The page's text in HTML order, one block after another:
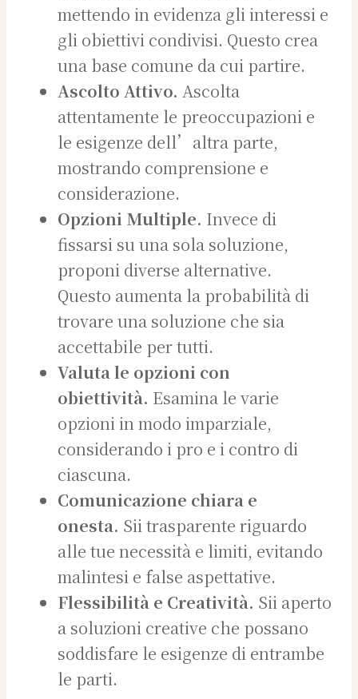
mettendo in evidenza gli interessi e
gli obiettivi condivisi. Questo crea
una base comune da cui partire.
Ascolto Attivo. Ascolta
attentamente le preoccupazioni e
le esigenze dell’altra parte,
mostrando comprensione e
considerazione.
Opzioni Multiple. Invece di
fissarsi su una sola soluzione,
proponi diverse alternative.
Questo aumenta la probabilità di
trovare una soluzione che sia
accettabile per tutti.
Valuta le opzioni con
obiettività. Esamina le varie
opzioni in modo imparziale,
considerando i pro e i contro di
ciascuna.
Comunicazione chiara e
onesta. Sii trasparente riguardo
alle tue necessità e limiti, evitando
malintesi e false aspettative.
Flessibilità e Creatività. Sii aperto
a soluzioni creative che possano
soddisfare le esigenze di entrambe
le parti.